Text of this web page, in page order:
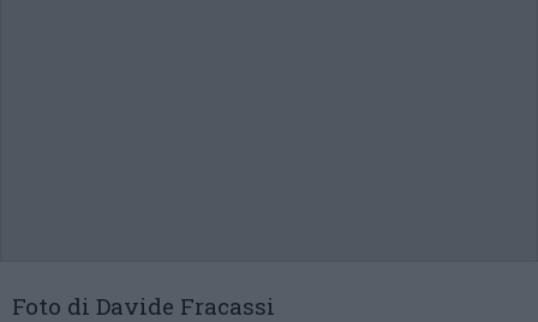
Foto di Davide Fracassi